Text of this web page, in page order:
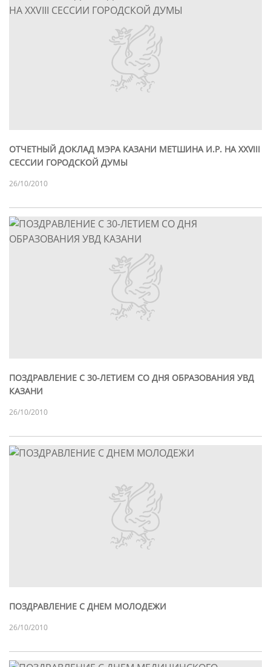
ОТЧЕТНЫЙ ДОКЛАД МЭРА КАЗАНИ МЕТШИНА И.Р. НА XXVIII
СЕССИИ ГОРОДСКОЙ ДУМЫ
26/10/2010
ПОЗДРАВЛЕНИЕ С 30-ЛЕТИЕМ СО ДНЯ ОБРАЗОВАНИЯ УВД
КАЗАНИ
26/10/2010
ПОЗДРАВЛЕНИЕ С ДНЕМ МОЛОДЕЖИ
26/10/2010